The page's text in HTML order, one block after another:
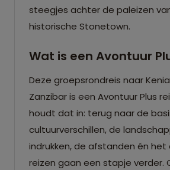
steegjes achter de paleizen
historische Stonetown.
Wat is een Avontuur
Deze groepsrondreis naar
Zanzibar is een Avontuur Plus
houdt dat in: terug naar de
cultuurverschillen, de
indrukken, de afstanden én het
reizen gaan een stapje verder.